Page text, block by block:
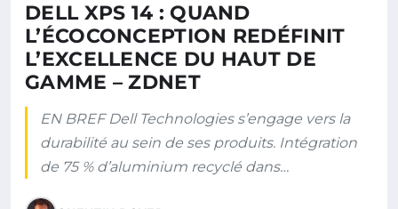
DELL XPS 14 : QUAND
L’ÉCOCONCEPTION REDÉFINIT
L’EXCELLENCE DU HAUT DE
GAMME – ZDNET
EN BREF Dell Technologies s’engage vers la
durabilité au sein de ses produits. Intégration
de 75 % d’aluminium recyclé dans…